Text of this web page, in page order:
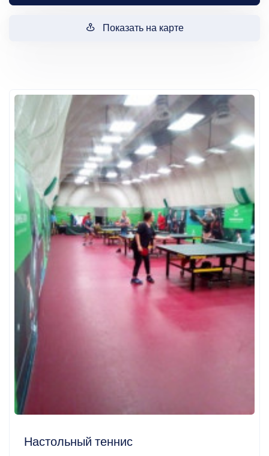
Показать на карте
Настольный теннис